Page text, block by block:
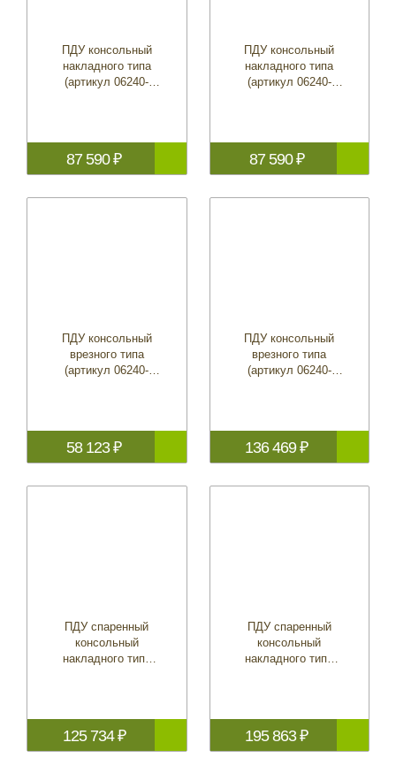
ПДУ консольный
накладного типа
(артикул 06240-
87 590 ₽
ПДУ консольный
накладного типа
(артикул 06240-
87 590 ₽
ПДУ консольный
врезного типа
(артикул 06240-
58 123 ₽
ПДУ консольный
врезного типа
(артикул 06240-
136 469 ₽
ПДУ спаренный
консольный
накладного типа
125 734 ₽
ПДУ спаренный
консольный
накладного типа
195 863 ₽